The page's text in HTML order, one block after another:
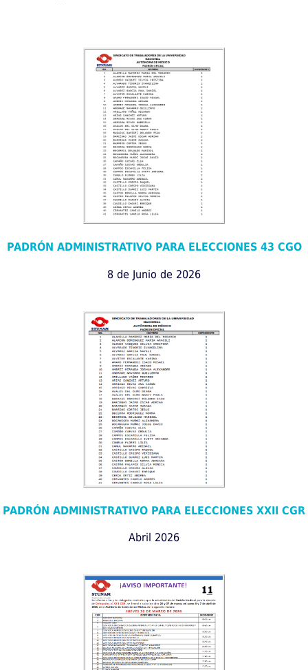
PADRÓN ADMINISTRATIVO PARA ELECCIONES 43 CGO
8 de Junio de 2026
PADRÓN ADMINISTRATIVO PARA ELECCIONES XXII CGR
Abril 2026